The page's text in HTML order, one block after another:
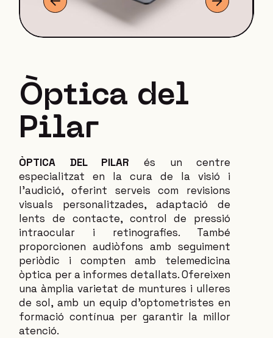
Òptica del
Pilar
ÒPTICA DEL PILAR és un centre
especialitzat en la cura de la visió i
l’audició, oferint serveis com revisions
visuals personalitzades, adaptació de
lents de contacte, control de pressió
intraocular i retinografies. També
proporcionen audiòfons amb seguiment
periòdic i compten amb telemedicina
òptica per a informes detallats. Ofereixen
una àmplia varietat de muntures i ulleres
de sol, amb un equip d’optometristes en
formació contínua per garantir la millor
atenció.